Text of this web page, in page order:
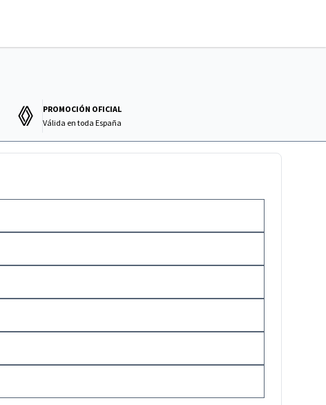
PROMOCIÓN OFICIAL
Válida entoda España